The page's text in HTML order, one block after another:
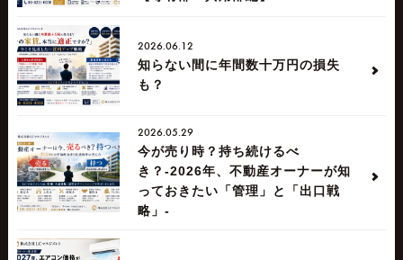
2026.06.12
知らない間に年間数十万円の損失
も？
2026.05.29
今が売り時？持ち続けるべ
き？-2026年、不動産オーナーが知
っておきたい「管理」と「出口戦
略」-